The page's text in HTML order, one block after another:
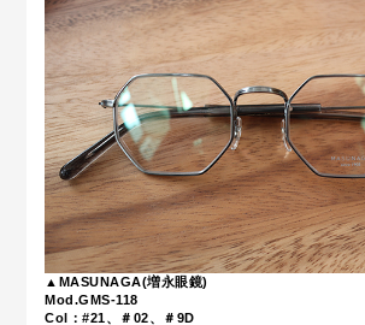
▲ MASUNAGA(増永眼鏡)
Mod.GMS-118
Col：#21、＃02、＃9D